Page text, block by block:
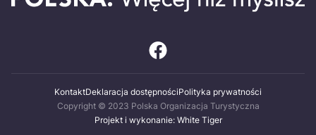
KontaktDeklaracja dostępnościPolityka prywatności
Copyright © 2023 Polska Organizacja Turystyczna
Projekt i wykonanie: White Tiger